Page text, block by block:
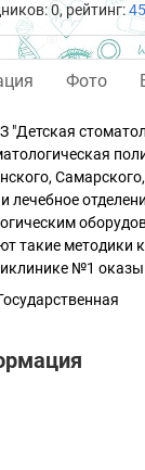
0, рейтинг:
Фото
"Детская
лечебное
такие методики
№1